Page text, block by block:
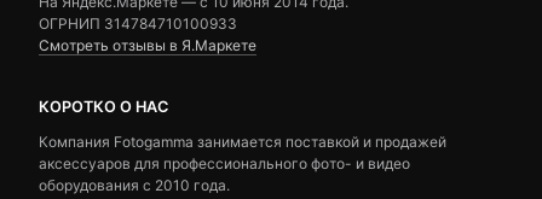
ОГРНИП 314784710100933
Смотреть отзывы в Я.Маркете
КОРОТКО О НАС
Компания Fotogamma занимается поставкой и продажей
аксессуаров для профессионального фото- и видео
оборудования с 2010 года.